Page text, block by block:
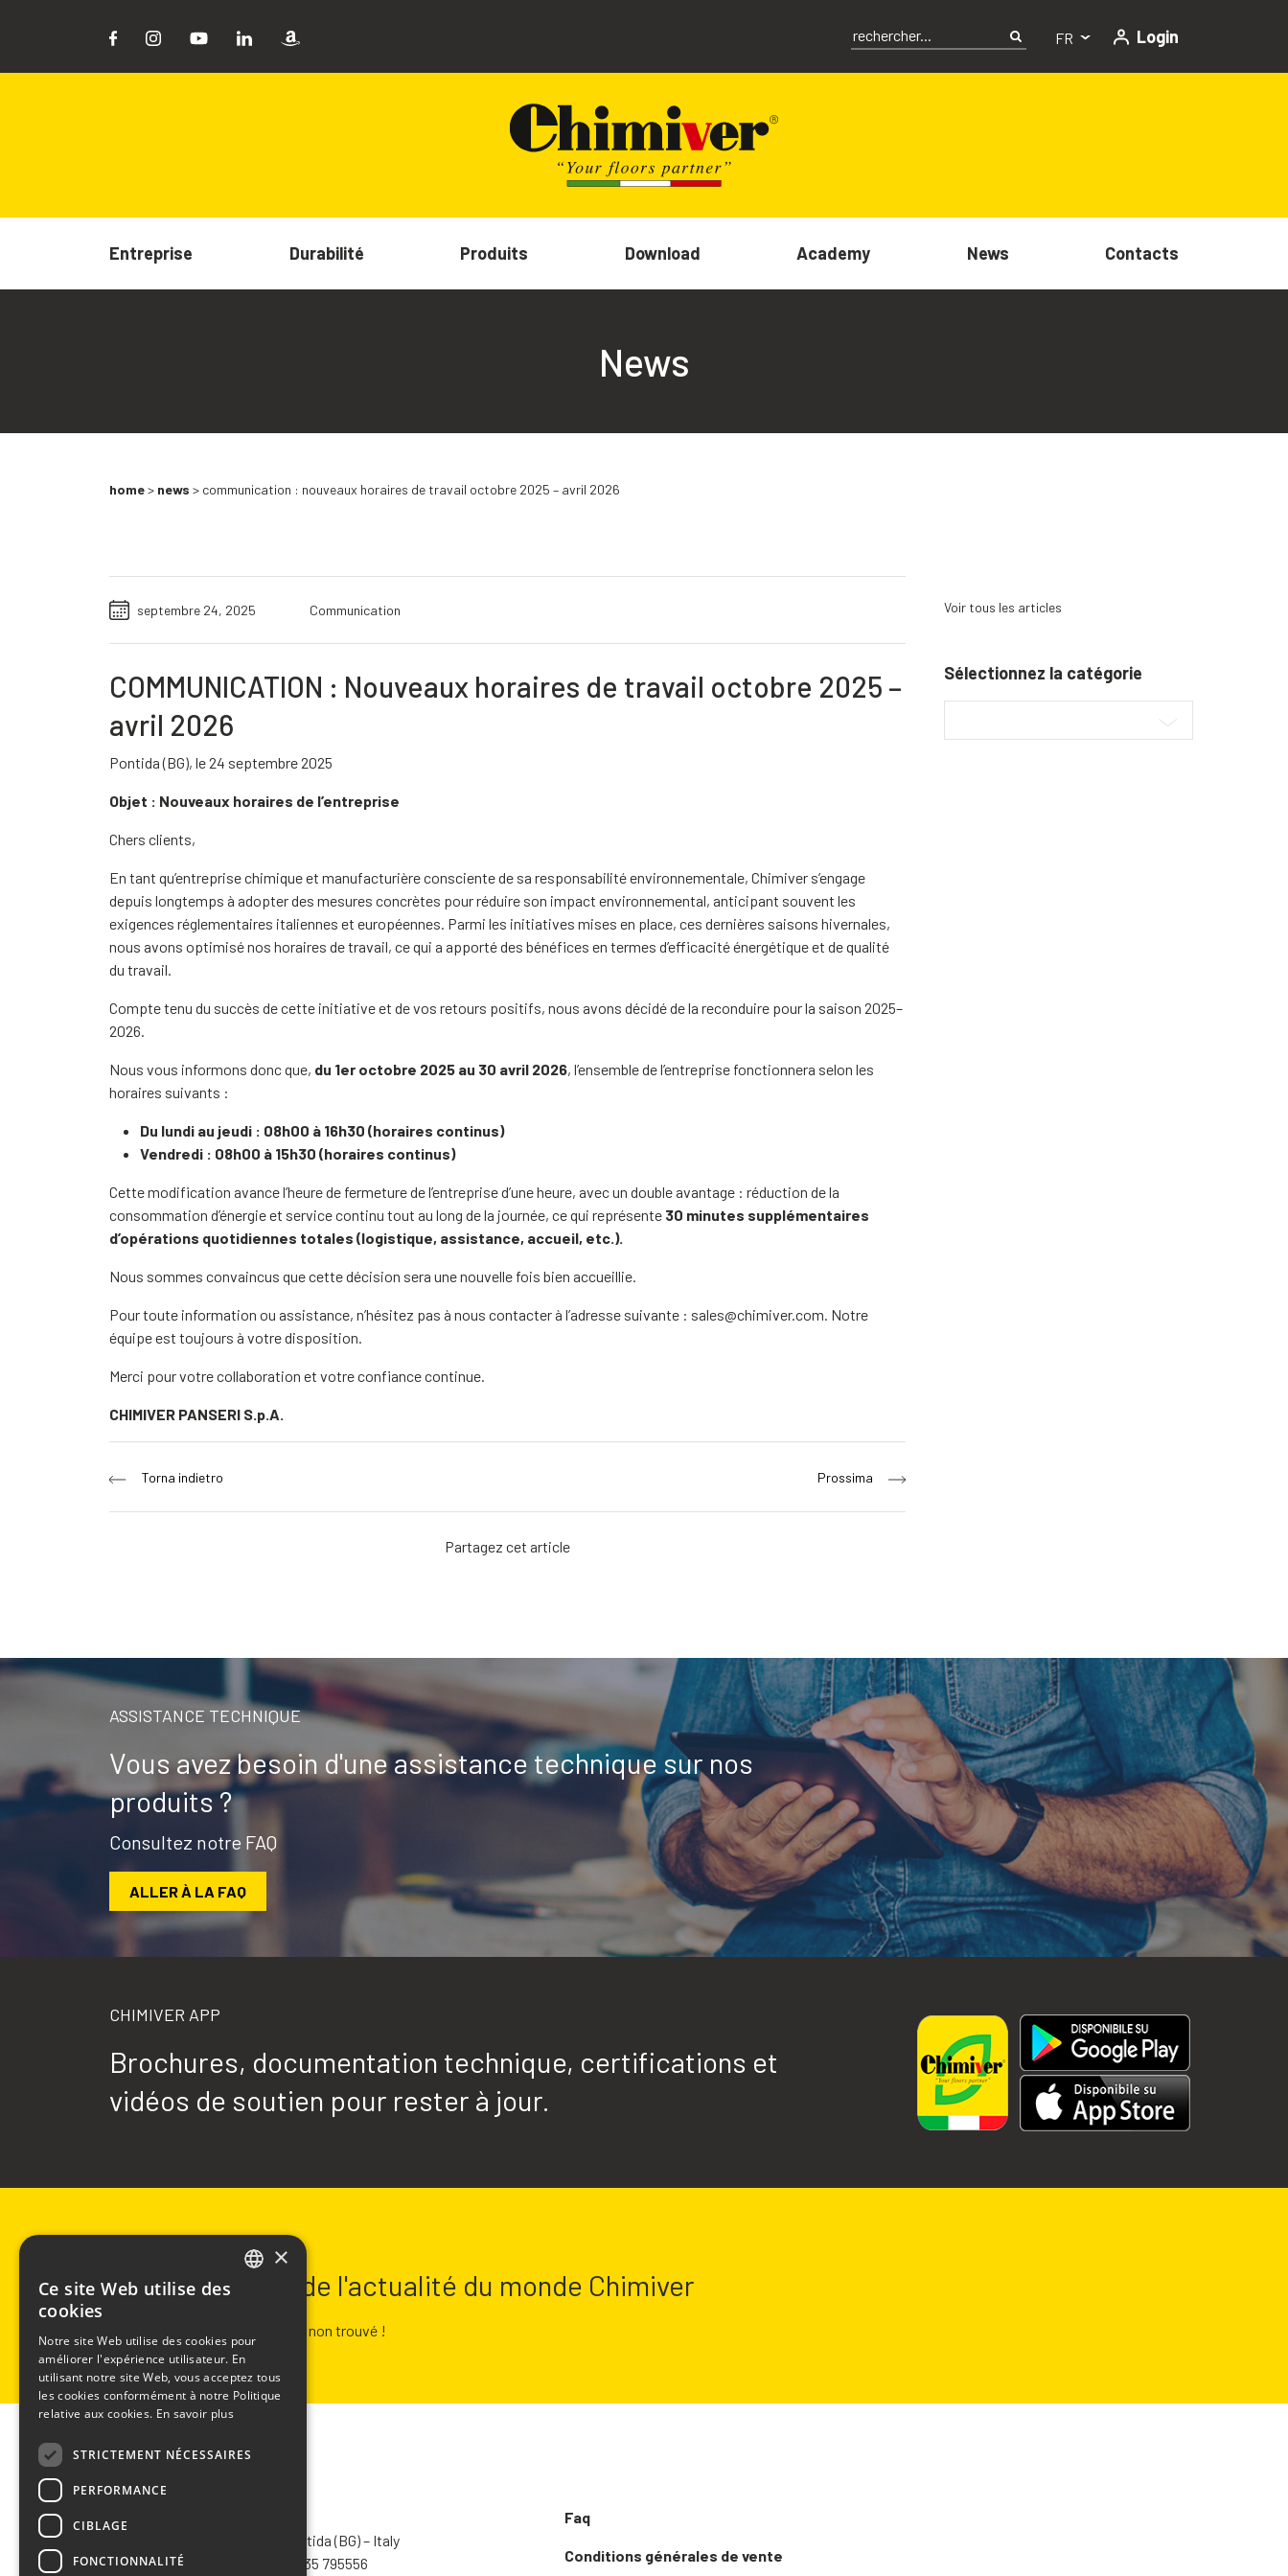
FR Login
Entreprise Durabilité Produits Download Academy News Contacts
News
home> news > communication : nouveaux horaires de travail octobre 2025 – avril 2026
septembre 24, 2025 Communication
COMMUNICATION : Nouveaux horaires de travail octobre 2025 –
avril 2026
Pontida (BG), le 24 septembre 2025
Objet : Nouveaux horaires de l’entreprise
Chers clients,
En tant qu’entreprise chimique et manufacturière consciente de sa responsabilité environnementale, Chimiver s’engage
depuis longtemps à adopter des mesures concrètes pour réduire son impact environnemental, anticipant souvent les
exigences réglementaires italiennes et européennes. Parmi les initiatives mises en place, ces dernières saisons hivernales,
nous avons optimisé nos horaires de travail, ce qui a apporté des bénéfices en termes d’efficacité énergétique et de qualité
du travail.
Compte tenu du succès de cette initiative et de vos retours positifs, nous avons décidé de la reconduire pour la saison 2025–
2026.
Nous vous informons donc que, du 1er octobre 2025 au 30 avril 2026, l’ensemble de l’entreprise fonctionnera selon les
horaires suivants :
Du lundi au jeudi : 08h00 à 16h30 (horaires continus)
Vendredi : 08h00 à 15h30 (horaires continus)
Cette modification avance l’heure de fermeture de l’entreprise d’une heure, avec un double avantage : réduction de la
consommation d’énergie et service continu tout au long de la journée, ce qui représente 30 minutes supplémentaires
d’opérations quotidiennes totales (logistique, assistance, accueil, etc.).
Nous sommes convaincus que cette décision sera une nouvelle fois bien accueillie.
Pour toute information ou assistance, n’hésitez pas à nous contacter à l’adresse suivante : sales@chimiver.com. Notre
équipe est toujours à votre disposition.
Merci pour votre collaboration et votre confiance continue.
CHIMIVER PANSERI S.p.A.
Navigation
de
Torna indietro Prossima
Partagez cet article
Voir tous les articles
Sélectionnez la catégorie
ASSISTANCE TECHNIQUE
Vous avez besoin d'une assistance technique sur nos
produits ?
Consultez notre FAQ
ALLER À LA FAQ
CHIMIVER APP
Brochures, documentation technique, certifications et
vidéos de soutien pour rester à jour.
Restez informé de l'actualité du monde Chimiver
Formulaire de contact non trouvé !
CHIMIVER PANSERI S.p.A.
Via Bergamo, 1401 – 24030 Pontida (BG) – Italy
Tel.+39 035 795031 – Fax +39 035 795556
Faq
Conditions générales de vente
SPANISH
×
Ce site Web utilise des
cookies
Notre site Web utilise des cookies pour
améliorer l'expérience utilisateur. En
utilisant notre site Web, vous acceptez tous
les cookies conformément à notre Politique
relative aux cookies. En savoir plus
STRICTEMENT NÉCESSAIRES
PERFORMANCE
CIBLAGE
FONCTIONNALITÉ